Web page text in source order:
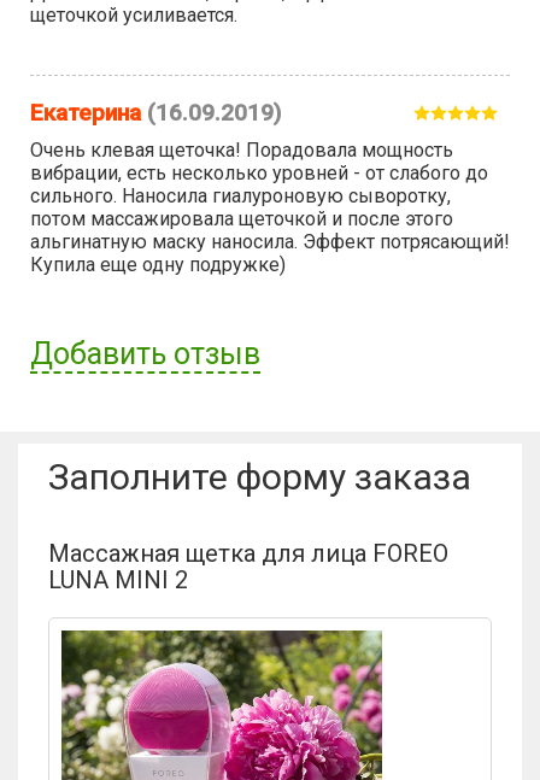
щеточкой усиливается.
Екатерина (16.09.2019)
Очень клевая щеточка! Порадовала мощность
вибрации, есть несколько уровней - от слабого до
сильного. Наносила гиалуроновую сыворотку,
потом массажировала щеточкой и после этого
альгинатную маску наносила. Эффект потрясающий!
Купила еще одну подружке)
Добавить отзыв
Заполните форму заказа
Массажная щетка для лица FOREO
LUNA MINI 2